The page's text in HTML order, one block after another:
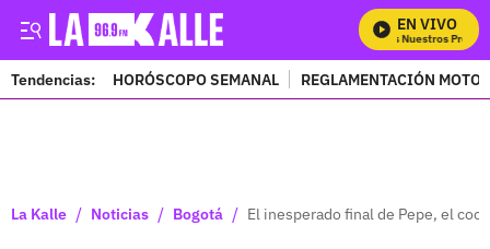
EN VIVO
Mira Todos Nuestros
Tendencias: HORÓSCOPO SEMANAL REGLAMENTACIÓN
La Kalle / Noticias / Bogotá / El inesperado final de Pepe, el